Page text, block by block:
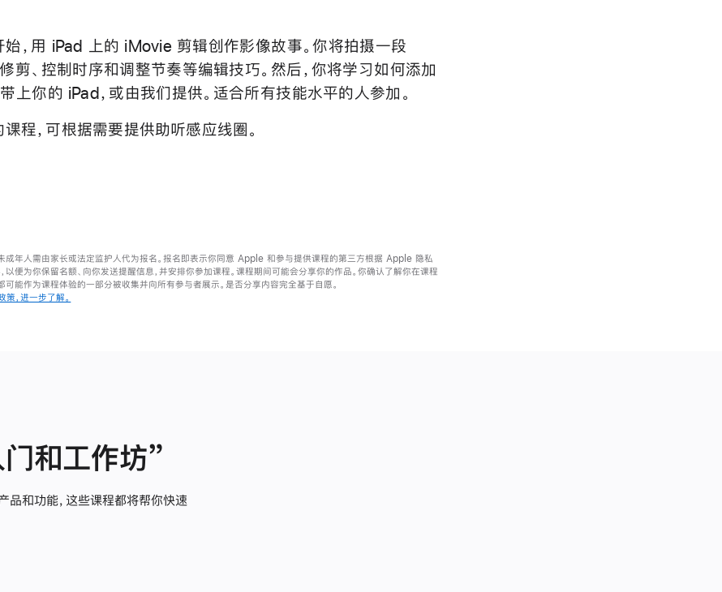
始⁠，用 iPad 上的 iMovie 剪⁠辑创⁠作影⁠像故⁠事⁠。你⁠将拍⁠摄一⁠段
剪⁠、控⁠制时⁠序和调⁠整节⁠奏等编⁠辑技⁠巧⁠。然⁠后⁠，你⁠将学⁠习如⁠何添⁠加
上你⁠的 iPad⁠，或由我⁠们提⁠供⁠。适⁠合所⁠有技⁠能水⁠平的人参⁠加⁠。
程，可根据需要提供助听感应线圈。
成年人需由家长或法定监护人代为报名。报名即表示你同意 Apple 和参与提供课程的第三方根据 Apple 隐私
以便为你保留名额、向你发送提醒信息，并安排你参加课程。课程期间可能会分享你的作品。你确认了解你在课程
可能作为课程体验的一部分被收集并向所有参与者展示。是否分享内容完全基于自愿。
，进一步了解。
和工作坊”
和功能，这些课程都将帮你快速